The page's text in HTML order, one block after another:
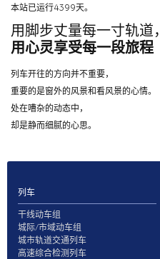
本站已运行4399天。
用脚步丈量每一寸轨道，
用心灵享受每一段旅程
列车开往的方向并不重要，
重要的是窗外的风景和看风景的心情。
处在嘈杂的动态中，
却是静而细腻的心思。
列车
干线动车组
城际/市域动车组
城市轨道交通列车
高速综合检测列车